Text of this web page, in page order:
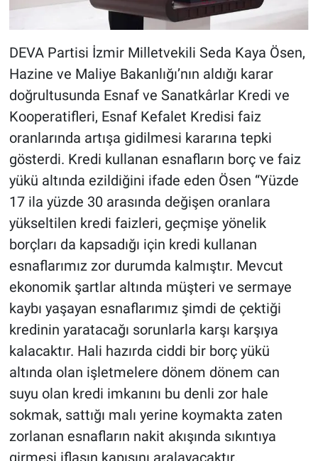
DEVA Partisi İzmir Milletvekili Seda Kaya Ösen,
Hazine ve Maliye Bakanlığı’nın aldığı karar
doğrultusunda Esnaf ve Sanatkârlar Kredi ve
Kooperatifleri, Esnaf Kefalet Kredisi faiz
oranlarında artışa gidilmesi kararına tepki
gösterdi. Kredi kullanan esnafların borç ve faiz
yükü altında ezildiğini ifade eden Ösen “Yüzde
17 ila yüzde 30 arasında değişen oranlara
yükseltilen kredi faizleri, geçmişe yönelik
borçları da kapsadığı için kredi kullanan
esnaflarımız zor durumda kalmıştır. Mevcut
ekonomik şartlar altında müşteri ve sermaye
kaybı yaşayan esnaflarımız şimdi de çektiği
kredinin yaratacağı sorunlarla karşı karşıya
kalacaktır. Hali hazırda ciddi bir borç yükü
altında olan işletmelere dönem dönem can
suyu olan kredi imkanını bu denli zor hale
sokmak, sattığı malı yerine koymakta zaten
zorlanan esnafların nakit akışında sıkıntıya